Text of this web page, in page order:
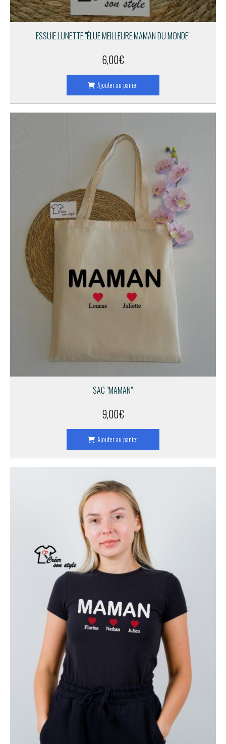
ESSUIE LUNETTE "ÉLUE MEILLEURE MAMAN DU MONDE"
6,00€
Ajouter au panier
SAC "MAMAN"
9,00€
Ajouter au panier